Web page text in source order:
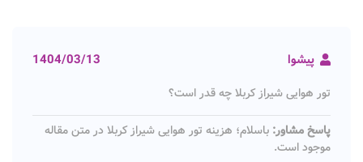
پیشوا 1404/03/13
تور هوایی شیراز کربلا چه قدر است؟
پاسخ مشاور: باسلام؛ هزینه تور هوایی شیراز کربلا در متن مقاله
موجود است.